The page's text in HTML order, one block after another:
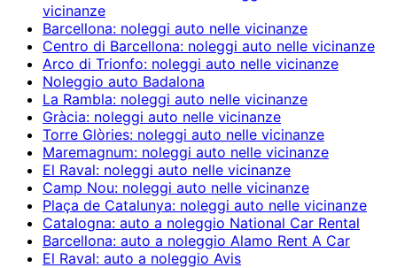
vicinanze
Barcellona: noleggi auto nelle vicinanze
Centro di Barcellona: noleggi auto nelle vicinanze
Arco di Trionfo: noleggi auto nelle vicinanze
Noleggio auto Badalona
La Rambla: noleggi auto nelle vicinanze
Gràcia: noleggi auto nelle vicinanze
Torre Glòries: noleggi auto nelle vicinanze
Maremagnum: noleggi auto nelle vicinanze
El Raval: noleggi auto nelle vicinanze
Camp Nou: noleggi auto nelle vicinanze
Plaça de Catalunya: noleggi auto nelle vicinanze
Catalogna: auto a noleggio National Car Rental
Barcellona: auto a noleggio Alamo Rent A Car
El Raval: auto a noleggio Avis